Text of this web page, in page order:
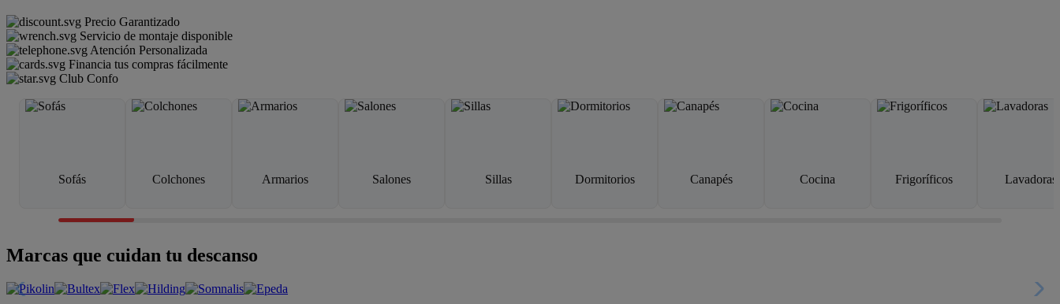
Precio Garantizado
Servicio de montaje disponible
Atención Personalizada
Financia tus compras fácilmente
Club Confo
Sofás Colchones Armarios Salones Sillas Dormitorios Canapés Cocina Frigoríficos Lavadoras
Marcas que cuidan tu descanso